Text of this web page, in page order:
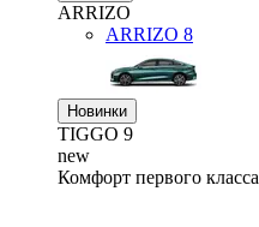
ARRIZO
ARRIZO 8
Новинки
TIGGO 9
new
Комфорт первого класса